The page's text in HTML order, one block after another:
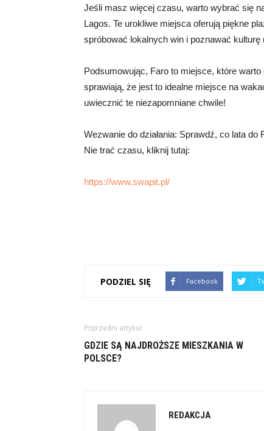
Jeśli masz więcej czasu, warto wybrać się
Lagos. Te urokliwe miejsca oferują piękne
spróbować lokalnych win i poznawać kulturę
Podsumowując, Faro to miejsce, które
sprawiają, że jest to idealne miejsce na
uwiecznić te niezapomniane chwile!
Wezwanie do działania: Sprawdź, co lata
Nie trać czasu, kliknij tutaj:
https://www.swapit.pl/
PODZIEL SIĘ Facebook
Poprzedni artykuł
GDZIE SĄ NAJDROŻSZE MIESZKANIA W
POLSCE?
REDAKCJA